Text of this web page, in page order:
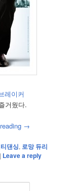
레이커
거웠다.
→
댄싱, 로망 듀리
| Leave a reply